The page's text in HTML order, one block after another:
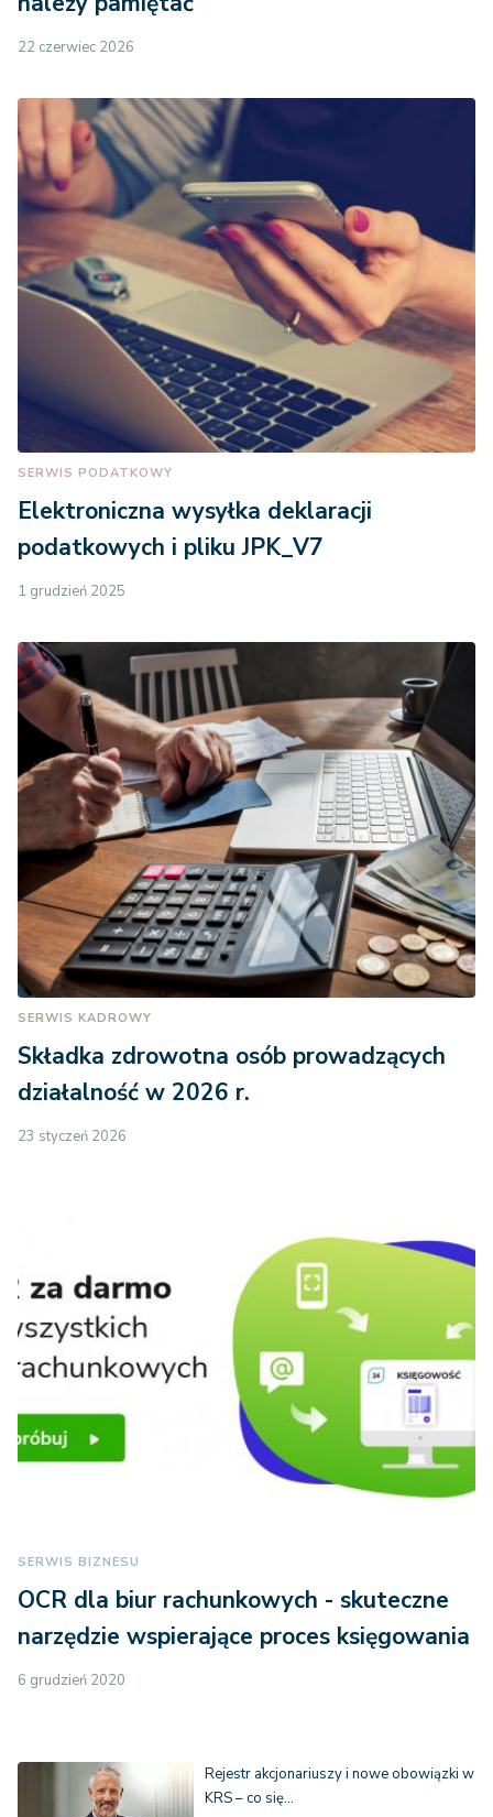
22 czerwiec 2026
SERWIS PODATKOWY
Elektroniczna wysyłka deklaracji
podatkowych i pliku JPK_V7
1 grudzień 2025
SERWIS KADROWY
Składka zdrowotna osób prowadzących
działalność w 2026 r.
23 styczeń 2026
SERWIS BIZNESU
OCR dla biur rachunkowych - skuteczne
narzędzie wspierające proces księgowania
6 grudzień 2020
Rejestr akcjonariuszy i nowe obowiązki w
KRS – co się…